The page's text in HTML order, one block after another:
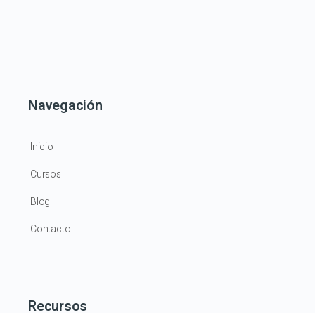
Navegación
Inicio
Cursos
Blog
Contacto
Recursos